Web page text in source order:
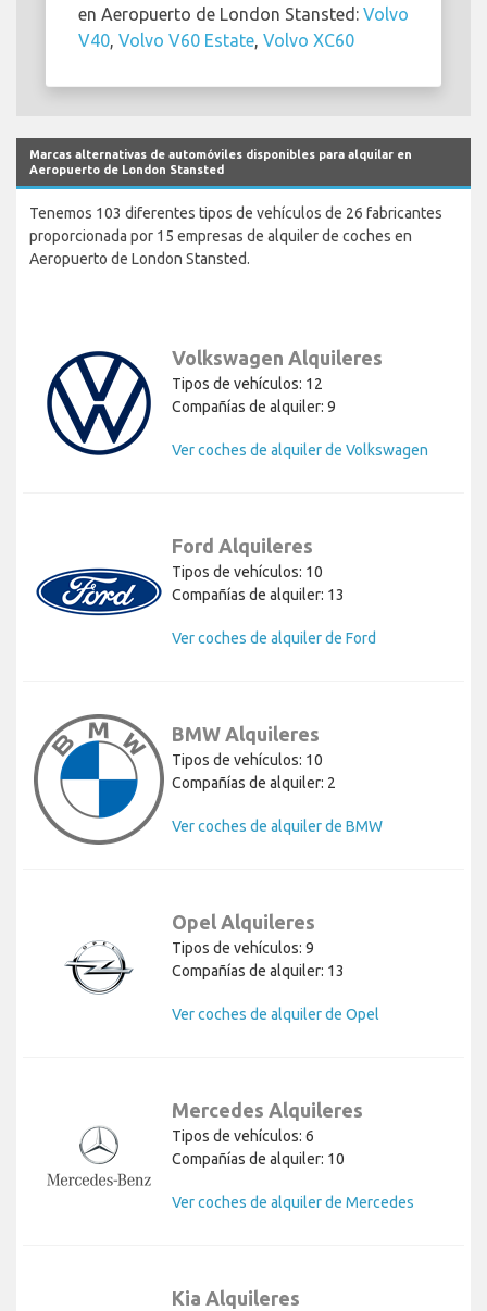
en Aeropuerto de London Stansted: Volvo
V40, Volvo V60 Estate, Volvo XC60
Marcas alternativas de automóviles disponibles para alquilar en
Aeropuerto de London Stansted
Tenemos 103 diferentes tipos de vehículos de 26 fabricantes
proporcionada por 15 empresas de alquiler de coches en
Aeropuerto de London Stansted.
Volkswagen Alquileres
Tipos de vehículos: 12
Compañías de alquiler: 9
Ver coches de alquiler de Volkswagen
Ford Alquileres
Tipos de vehículos: 10
Compañías de alquiler: 13
Ver coches de alquiler de Ford
BMW Alquileres
Tipos de vehículos: 10
Compañías de alquiler: 2
Ver coches de alquiler de BMW
Opel Alquileres
Tipos de vehículos: 9
Compañías de alquiler: 13
Ver coches de alquiler de Opel
Mercedes Alquileres
Tipos de vehículos: 6
Compañías de alquiler: 10
Ver coches de alquiler de Mercedes
Kia Alquileres